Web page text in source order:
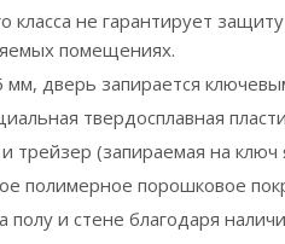
класса не гарантирует
помещениях.
дверь запирается
твердосплавная
трейзер (запираемая на
полимерное порошковое
и стене благодаря